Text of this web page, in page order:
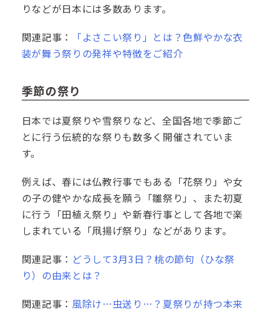
りなどが日本には多数あります。
関連記事：
「よさこい祭り」とは？色鮮やかな衣
装が舞う祭りの発祥や特徴をご紹介
季節の祭り
日本では夏祭りや雪祭りなど、全国各地で季節ご
とに行う伝統的な祭りも数多く開催されていま
す。
例えば、春には仏教行事でもある「花祭り」や女
の子の健やかな成長を願う「雛祭り」、また初夏
に行う「田植え祭り」や新春行事として各地で楽
しまれている「凧揚げ祭り」などがあります。
関連記事： どうして3月3日？桃の節句（ひな祭
り）の由来とは？
関連記事： 風除け…虫送り…？夏祭りが持つ本来